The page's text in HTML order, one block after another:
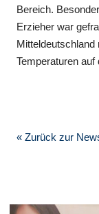
Bereich.
Erzieher war
Temperaturen auf
« Zurück zur